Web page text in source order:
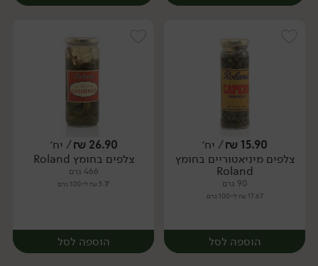
יח׳ יח׳
15.90
₪/ יח׳
צלפים מיניאטוריים בחומץ
Roland
90 גרם
17.67 ₪ ל-100 גרם
הוספה לסל
26.90
₪/ יח׳
צלפים בחומץ Roland
466 גרם
5.77 ₪ ל-100 גרם
הוספה לסל